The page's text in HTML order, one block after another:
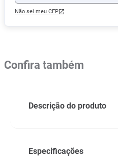
Não sei meu CEP
Confira também
Descrição do produto
Especificações